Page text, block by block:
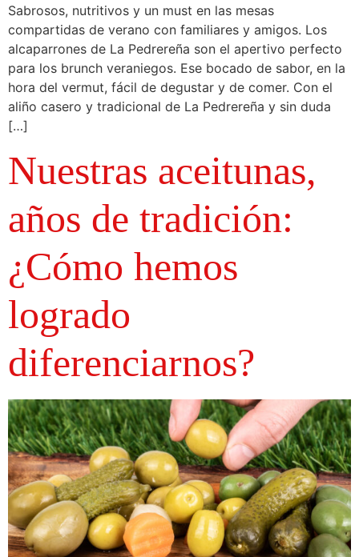
Sabrosos, nutritivos y un must en las mesas
compartidas de verano con familiares y amigos. Los
alcaparrones de La Pedrereña son el apertivo perfecto
para los brunch veraniegos. Ese bocado de sabor, en la
hora del vermut, fácil de degustar y de comer. Con el
aliño casero y tradicional de La Pedrereña y sin duda
[…]
Nuestras aceitunas,
años de tradición:
¿Cómo hemos
logrado
diferenciarnos?